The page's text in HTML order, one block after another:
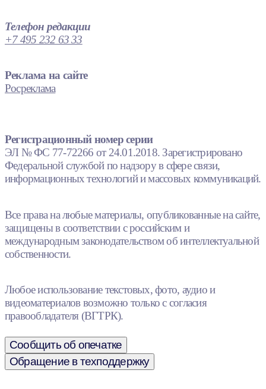
Телефон редакции
+7 495 232 63 33
Реклама на сайте
Росреклама
Регистрационный номер серии
ЭЛ № ФС 77-72266 от 24.01.2018. Зарегистрировано
Федеральной службой по надзору в сфере связи,
информационных технологий и массовых коммуникаций.
Все права на любые материалы, опубликованные на сайте,
защищены в соответствии с российским и
международным законодательством об интеллектуальной
собственности.
Любое использование текстовых, фото, аудио и
видеоматериалов возможно только с согласия
правообладателя (ВГТРК).
Сообщить об опечатке
Обращение в техподдержку